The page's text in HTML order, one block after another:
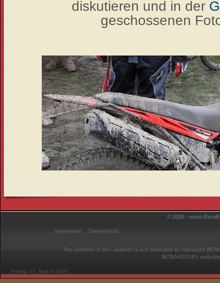
diskutieren und in der
geschossenen
© 2026 -
Impressum Datenschutz
The content of this website is not intended to represent
BETAMOTOR’s
Freitag, 07. August 2026